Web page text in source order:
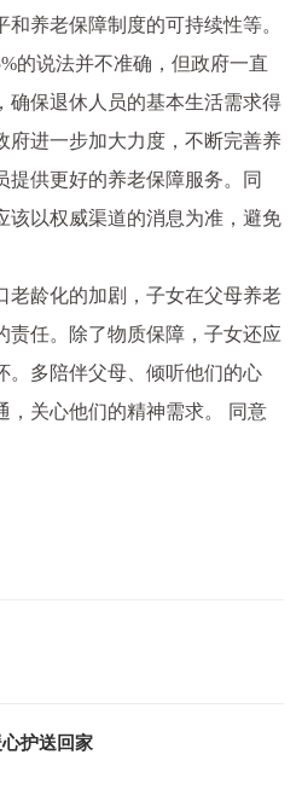
养老保障制度的可持续性等。
的说法并不准确，但政府一直
确保退休人员的基本生活需求得
府进一步加大力度，不断完善养
提供更好的养老保障服务。同
该以权威渠道的消息为准，避免
老龄化的加剧，子女在父母养老
责任。除了物质保障，子女还应
。多陪伴父母、倾听他们的心
，关心他们的精神需求。 同意
护送回家